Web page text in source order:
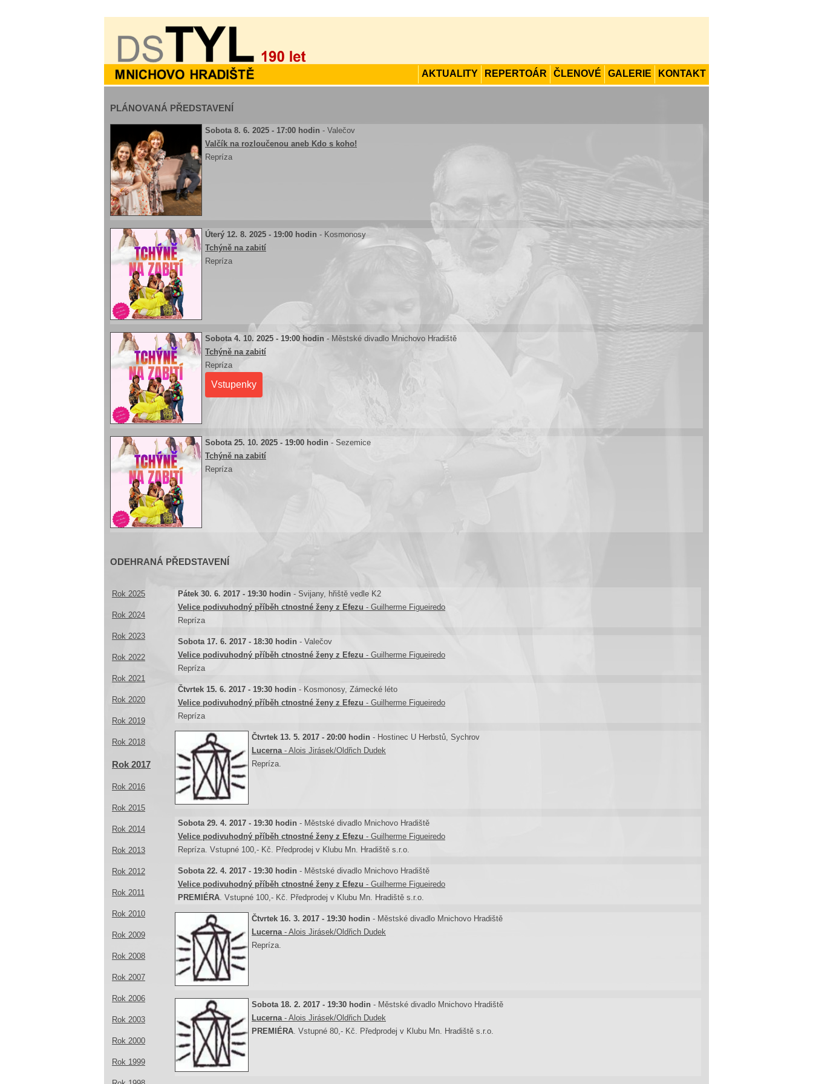
AKTUALITY REPERTOÁR ČLENOVÉ GALERIE KONTAKT
PLÁNOVANÁ PŘEDSTAVENÍ
Sobota 8. 6. 2025 - 17:00 hodin - Valečov
Valčík na rozloučenou aneb Kdo s koho!
Repríza
Úterý 12. 8. 2025 - 19:00 hodin - Kosmonosy
Tchýně na zabití
Repríza
Sobota 4. 10. 2025 - 19:00 hodin - Městské divadlo Mnichovo Hradiště
Tchýně na zabití
Repríza
Vstupenky
Sobota 25. 10. 2025 - 19:00 hodin - Sezemice
Tchýně na zabití
Repríza
ODEHRANÁ PŘEDSTAVENÍ
Rok 2025
Rok 2024
Rok 2023
Rok 2022
Rok 2021
Rok 2020
Rok 2019
Rok 2018
Rok 2017
Rok 2016
Rok 2015
Rok 2014
Rok 2013
Rok 2012
Rok 2011
Rok 2010
Rok 2009
Rok 2008
Rok 2007
Rok 2006
Rok 2003
Rok 2000
Rok 1999
Pátek 30. 6. 2017 - 19:30 hodin - Svijany, hřiště vedle K2
Velice podivuhodný příběh ctnostné ženy z Efezu - Guilherme Figueiredo
Repríza
Sobota 17. 6. 2017 - 18:30 hodin - Valečov
Velice podivuhodný příběh ctnostné ženy z Efezu - Guilherme Figueiredo
Repríza
Čtvrtek 15. 6. 2017 - 19:30 hodin - Kosmonosy, Zámecké léto
Velice podivuhodný příběh ctnostné ženy z Efezu - Guilherme Figueiredo
Repríza
Čtvrtek 13. 5. 2017 - 20:00 hodin - Hostinec U Herbstů, Sychrov
Lucerna - Alois Jirásek/Oldřich Dudek
Repríza.
Sobota 29. 4. 2017 - 19:30 hodin - Městské divadlo Mnichovo Hradiště
Velice podivuhodný příběh ctnostné ženy z Efezu - Guilherme Figueiredo
Repríza. Vstupné 100,- Kč. Předprodej v Klubu Mn. Hradiště s.r.o.
Sobota 22. 4. 2017 - 19:30 hodin - Městské divadlo Mnichovo Hradiště
Velice podivuhodný příběh ctnostné ženy z Efezu - Guilherme Figueiredo
PREMIÉRA . Vstupné 100,- Kč. Předprodej v Klubu Mn. Hradiště s.r.o.
Čtvrtek 16. 3. 2017 - 19:30 hodin - Městské divadlo Mnichovo Hradiště
Lucerna - Alois Jirásek/Oldřich Dudek
Repríza.
Sobota 18. 2. 2017 - 19:30 hodin - Městské divadlo Mnichovo Hradiště
Lucerna - Alois Jirásek/Oldřich Dudek
PREMIÉRA . Vstupné 80,- Kč. Předprodej v Klubu Mn. Hradiště s.r.o.